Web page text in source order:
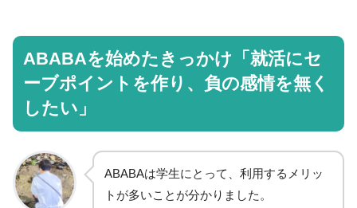
ABABAを始めたきっかけ「就活にセ
ーブポイントを作り、負の感情を無く
したい」
ABABAは学生にとって、利用するメリッ
トが多いことが分かりました。